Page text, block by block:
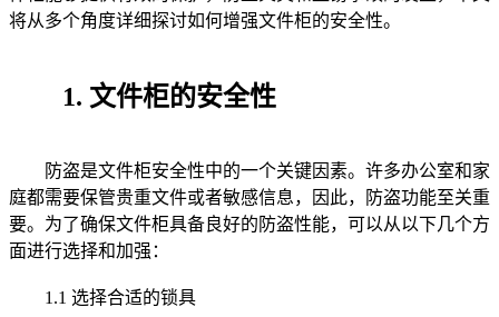
将从多个角度详细探讨如何增强文件柜的安全性。
1. 文件柜的安全性
防盗是文件柜安全性中的一个关键因素。许多办公室和家
庭都需要保管贵重文件或者敏感信息，因此，防盗功能至关重
要。为了确保文件柜具备良好的防盗性能，可以从以下几个方
面进行选择和加强：
1.1 选择合适的锁具